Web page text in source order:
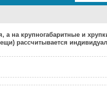
а на крупногабаритные и
рассчитывается